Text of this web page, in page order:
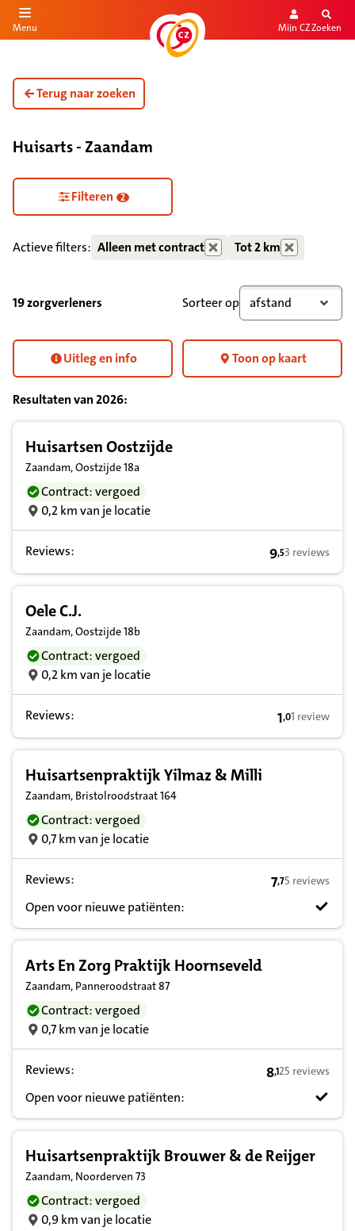
de inhoud
Menu Mijn CZZoeken
Terug naar zoeken
Huisarts - Zaandam
Zorgdiensten verborgen
Filteren 2
Actieve filters: Alleen met contract Tot 2 km
19 zorgverleners Sorteer op afstand
Uitleg en info Toon op kaart
Resultaten van2026:
Huisartsen Oostzijde
Zaandam, Oostzijde 18a
Contract: vergoed
0,2 km van je locatie
Reviews: 9,5 op basis
9,53 reviews
Oele C.J.
Zaandam, Oostzijde 18b
Contract: vergoed
0,2 km van je locatie
Reviews: 1,0 op basis
1,01 review
Huisartsenpraktijk Yilmaz & Milli
Zaandam, Bristolroodstraat 164
Contract: vergoed
0,7 km van je locatie
Reviews: 7,7 op basis
7,75 reviews
Open voor nieuwe patiënten:
Arts En Zorg Praktijk Hoornseveld
Zaandam, Panneroodstraat 87
Contract: vergoed
0,7 km van je locatie
Reviews: 8,1 op basis
8,125 reviews
Open voor nieuwe patiënten:
Huisartsenpraktijk Brouwer & de Reijger
Zaandam, Noorderven 73
Contract: vergoed
0,9 km van je locatie